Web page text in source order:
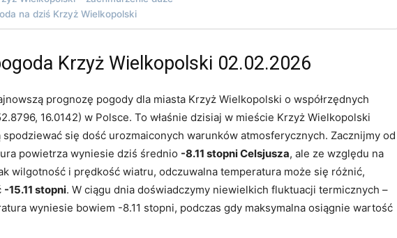
na dziś Krzyż Wielkopolski
Krzyż Wielkopolski 02.02.2026
prognozę pogody dla miasta Krzyż Wielkopolski o współrzędnych
16.0142) w Polsce. To właśnie dzisiaj w mieście Krzyż Wielkopolski
spodziewać się dość urozmaiconych warunków atmosferycznych. Zacznijmy od
powietrza wyniesie dziś średnio -8.11 stopni Celsjusza, ale ze względu na
wilgotność i prędkość wiatru, odczuwalna temperatura może się różnić,
-15.11 stopni. W ciągu dnia doświadczymy niewielkich fluktuacji termicznych –
wyniesie bowiem -8.11 stopni, podczas gdy maksymalna osiągnie wartość